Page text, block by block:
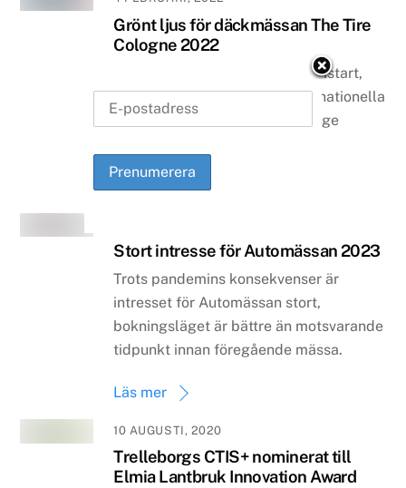
Grönt ljus för däckmässan The Tire
Cologne 2022
The Tire Cologne är redo för omstart,
däckbranschens ledande internationella
däckmässa är tillbaka och ska ge
Läs mer
Stort intresse för Automässan 2023
Trots pandemins konsekvenser är
intresset för Automässan stort,
bokningsläget är bättre än motsvarande
tidpunkt innan föregående mässa.
Läs mer
10 AUGUSTI, 2020
Trelleborgs CTIS+ nominerat till
Elmia Lantbruk Innovation Award